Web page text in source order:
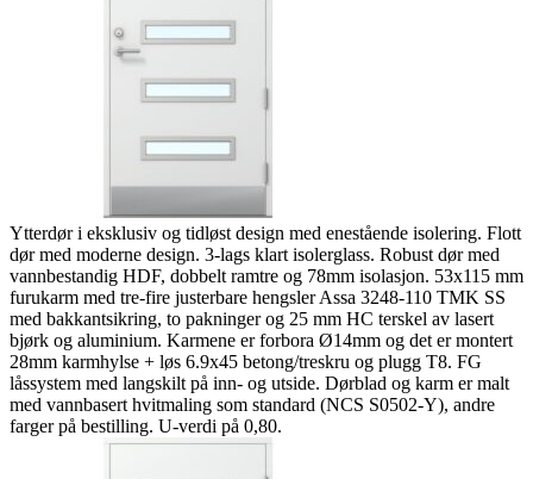
Ytterdør i eksklusiv og tidløst design med enestående isolering. Flott
dør med moderne design. 3-lags klart isolerglass. Robust dør med
vannbestandig HDF, dobbelt ramtre og 78mm isolasjon. 53x115 mm
furukarm med tre-fire justerbare hengsler Assa 3248-110 TMK SS
med bakkantsikring, to pakninger og 25 mm HC terskel av lasert
bjørk og aluminium. Karmene er forbora Ø14mm og det er montert
28mm karmhylse + løs 6.9x45 betong/treskru og plugg T8. FG
låssystem med langskilt på inn- og utside. Dørblad og karm er malt
med vannbasert hvitmaling som standard (NCS S0502-Y), andre
farger på bestilling. U-verdi på 0,80.